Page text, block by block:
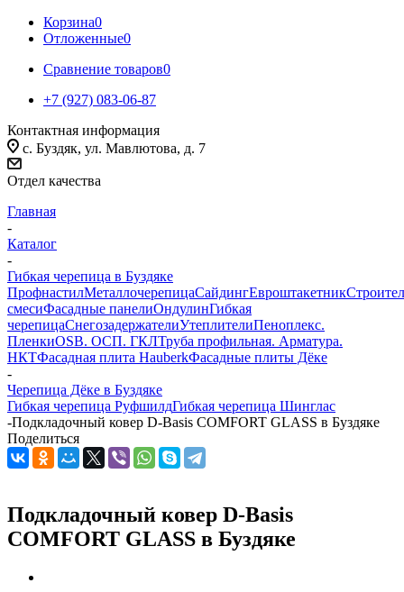
Корзина0
Отложенные0
Сравнение товаров0
+7 (927) 083-06-87
Контактная информация
c. Буздяк, ул. Мавлютова, д. 7
Отдел качества
Главная
-
Каталог
-
Гибкая черепица в Буздяке
ПрофнастилМеталлочерепицаСайдингЕвроштакетник
смесиФасадные панелиОндулинГибкая
черепицаСнегозадержателиУтеплителиПеноплекс.
ПленкиOSB. ОСП. ГКЛТруба профильная. Арматура.
НКТФасадная плита HauberkФасадные плиты Дёке
-
Черепица Дёке в Буздяке
Гибкая черепица РуфшилдГибкая черепица Шинглас
-Подкладочный ковер D-Basis СOMFORT GLASS в Буздяке
Поделиться
Подкладочный ковер D-Basis
СOMFORT GLASS в Буздяке